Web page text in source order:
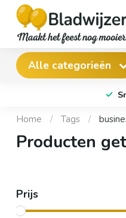
Alle categorieën
Home / Tags /
Producten
Prijs